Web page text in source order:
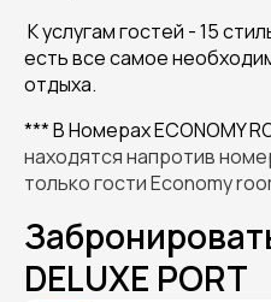
К услугам гостей - 15
есть все самое
отдыха.
*** В Номерах ECONOMY
находятся напротив
только гостиEconomy
DELUXE PORT